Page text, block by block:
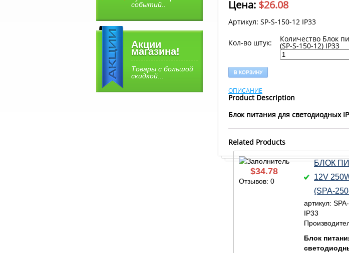
Цена: $26.08
Артикул: SP-S-150-12 IP33
Кол-во штук: Количество Блок
(SP-S-150-12) IP33
В КОРЗИНУ
ОПИСАНИЕ
Product Description
Блок питания для светодиодныx
Related Products
$34.78
Отзывов: 0
БЛОК
12V
(SPA-
артикул:
IP33
Блок
событий..
Акции
магазина!
Товары с большой
скидкой...